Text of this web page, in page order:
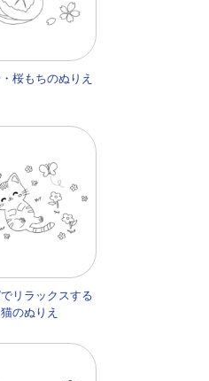
桜もちのぬりえ
リラックスする
猫のぬりえ